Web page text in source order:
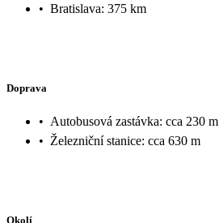
• Bratislava: 375 km
Doprava
• Autobusová zastávka: cca 230 m
• Železniční stanice: cca 630 m
Okolí